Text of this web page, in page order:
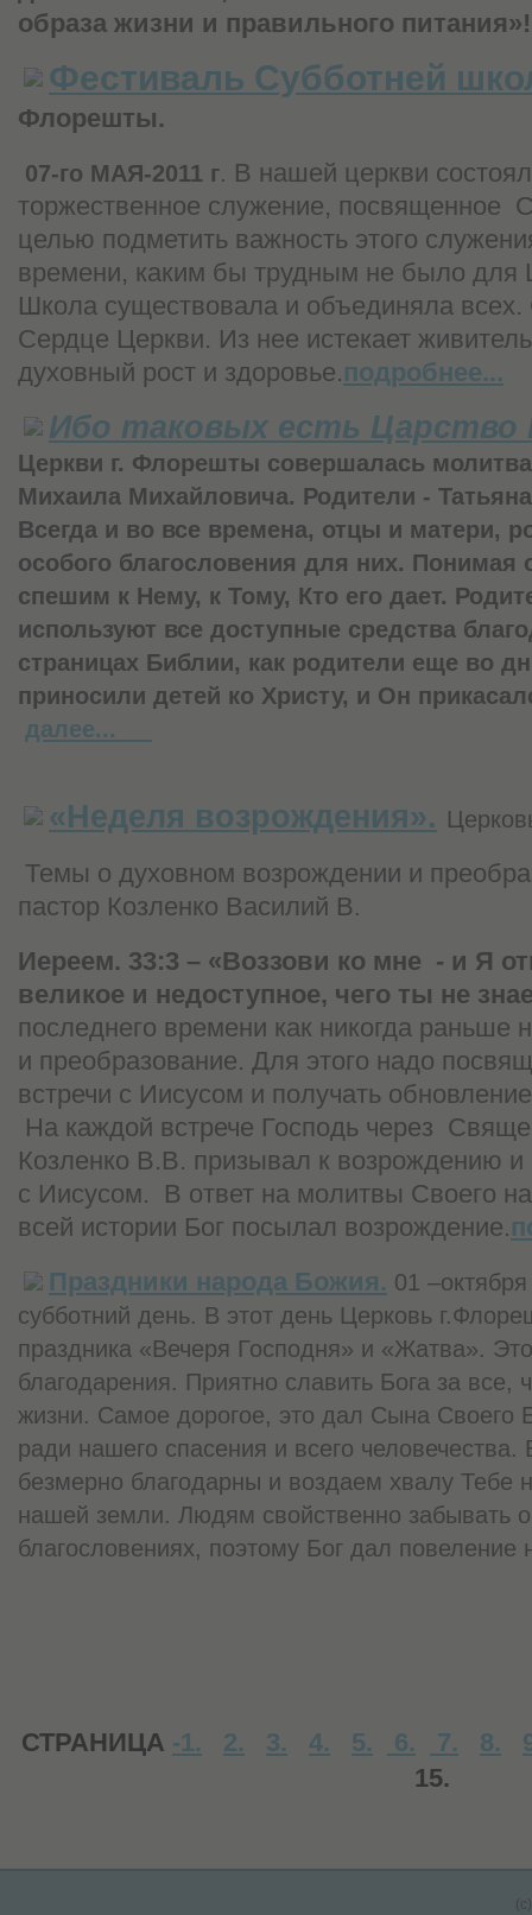
образа жизни и правильного
Фестиваль Субботней
Флорешты.
07-го МАЯ-2011 г. В нашей церкви
торжественное служение, посвященное
целью подметить важность этого
времени, каким бы трудным не было для
Школа существовала и объединяла всех.
Сердце Церкви. Из нее истекает
духовный рост и здоровье.подробнее...
Ибо таковых есть Царство
Церкви г. Флорешты совершалась
Михаила Михайловича. Родители -
Всегда и во все времена, отцы и матери,
особого благословения для них. Понимая
спешим к Нему, к Тому, Кто его дает.
используют все доступные средства
страницах Библии, как родители еще во
приносили детей ко Христу, и Он
далее...
«Неделя возрождения».
Темы о духовном возрождении и
пастор Козленко Василий В.
Иереем. 33:3 – «Воззови ко мне - и Я
великое и недоступное, чего ты не
последнего времени как никогда раньше
и преобразование. Для этого надо
встречи с Иисусом и получать
На каждой встрече Господь через
Козленко В.В. призывал к возрождению
с Иисусом.
В ответ на молитвы Своего
всей истории Бог посылал возрождение.
Праздники народа Божия. 01
субботний день. В этот день Церковь
праздника «Вечеря Господня» и «Жатва».
благодарения. Приятно славить Бога за
жизни. Самое дорогое, это дал Сына Своего
ради нашего спасения и всего
безмерно благодарны и воздаем хвалу Тебе
нашей земли. Людям свойственно забывать
благословениях, поэтому Бог дал повеление
СТРАНИЦА -1. 2. 3. 4. 5. 6. 7. 8.
15.